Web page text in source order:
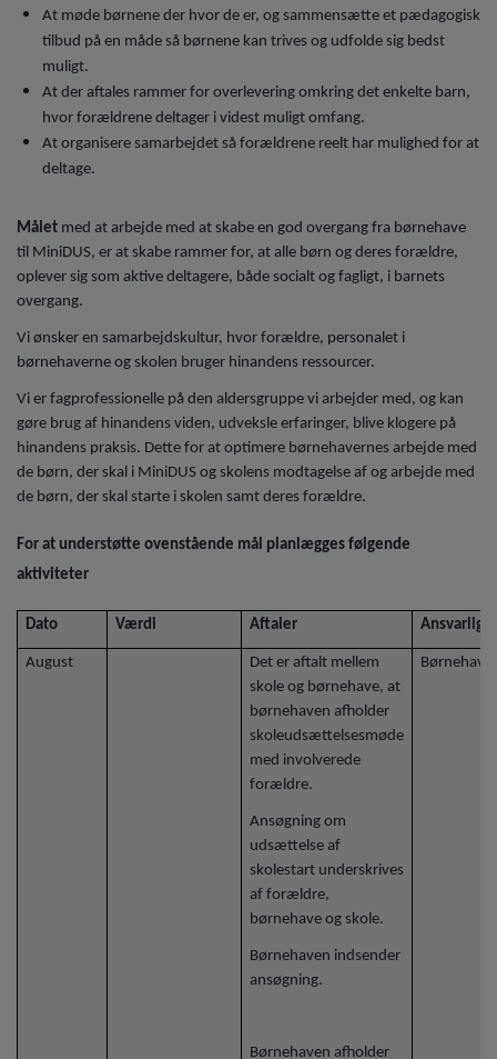
At møde børnene der hvor de er, og sammensætte et pædagogisk
tilbud på en måde så børnene kan trives og udfolde sig bedst
muligt.
At der aftales rammer for overlevering omkring det enkelte barn,
hvor forældrene deltager i videst muligt omfang.
At organisere samarbejdet så forældrene reelt har mulighed for at
deltage.
Målet med at arbejde med at skabe en god overgang fra børnehave
til MiniDUS, er at skabe rammer for, at alle børn og deres forældre,
oplever sig som aktive deltagere, både socialt og fagligt, i barnets
overgang.
Vi ønsker en samarbejdskultur, hvor forældre, personalet i
børnehaverne og skolen bruger hinandens ressourcer.
Vi er fagprofessionelle på den aldersgruppe vi arbejder med, og kan
gøre brug af hinandens viden, udveksle erfaringer, blive klogere på
hinandens praksis. Dette for at optimere børnehavernes arbejde med
de børn, der skal i MiniDUS og skolens modtagelse af og arbejde med
de børn, der skal starte i skolen samt deres forældre.
For at understøtte ovenstående mål planlægges følgende
aktiviteter
Dato Værdi Aftaler Ansvarlig
August
Det er aftalt mellem
skole og børnehave, at
børnehaven afholder
skoleudsættelsesmøde
med involverede
forældre.
Ansøgning om
udsættelse af
skolestart underskrives
af forældre,
børnehave og skole.
Børnehaven indsender
ansøgning.
Børnehaven afholder